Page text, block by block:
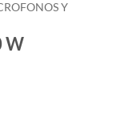
Y
W